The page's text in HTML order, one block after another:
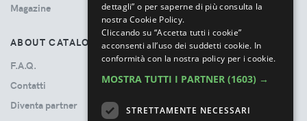
Magazine
ABOUT CATALOVE
F.A.Q.
Contatti
Diventa partner
dettagli” o per saperne di più consulta la
nostra Cookie Policy.
Cliccando su “Accetta tutti i cookie”
acconsenti all’uso dei suddetti cookie. In
conformità con la nostra policy per i cookie.
MOSTRA TUTTI I PARTNER (1603) →
STRETTAMENTE NECESSARI